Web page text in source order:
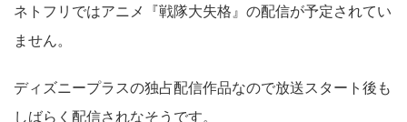
ネトフリではアニメ『戦隊大失格』の配信が予定されてい
ません。
ディズニープラスの独占配信作品なので放送スタート後も
しばらく配信されなそうです。